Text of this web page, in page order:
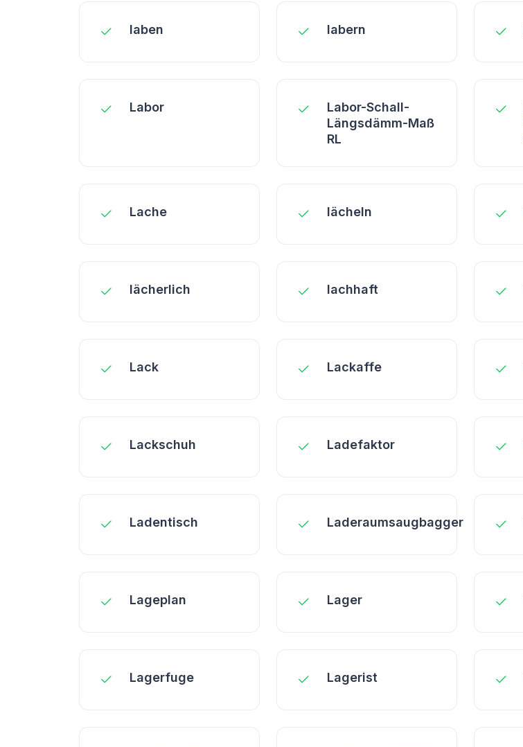
laben labern
Labor
Labor-Schall-
Längsdämm-Maß
RL
Lache lächeln
lächerlich lachhaft
Lack Lackaffe
Lackschuh Ladefaktor
Ladentisch Laderaumsaugbagger
Lageplan Lager
Lagerfuge Lagerist